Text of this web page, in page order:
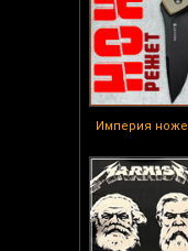
Империя